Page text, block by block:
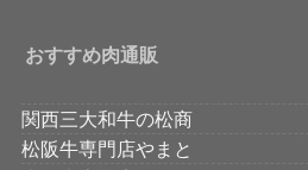
おすすめ肉通販
関西三大和牛の松商
松阪牛専門店やまと